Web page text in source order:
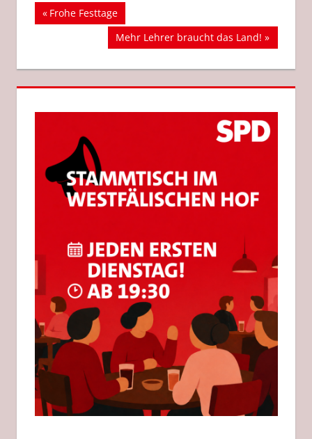
AWO
SPD
Beitragsnavigation
Vorheriger
Beitrag:
Frohe Festtage
Nächster
Mehr Lehrer braucht das Land!